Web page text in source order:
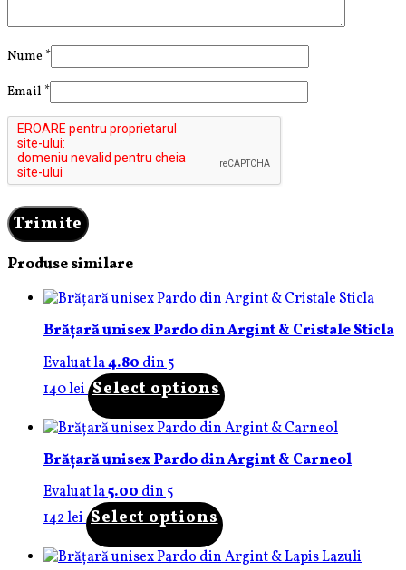
Nume *
Email *
Produse similare
Brățară unisex Pardo din Argint & Cristale Sticla
Evaluat la4.80din 5
140lei Select options
Brățară unisex Pardo din Argint & Carneol
Evaluat la5.00din 5
142lei Select options